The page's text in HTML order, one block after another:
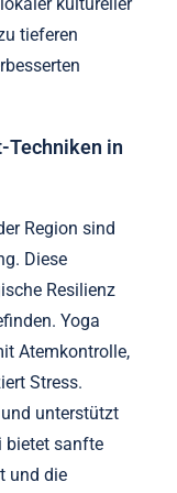
kultureller
tieferen
Techniken in
Region sind
Diese
Resilienz
Yoga
Atemkontrolle,
Stress.
unterstützt
bietet sanfte
und die